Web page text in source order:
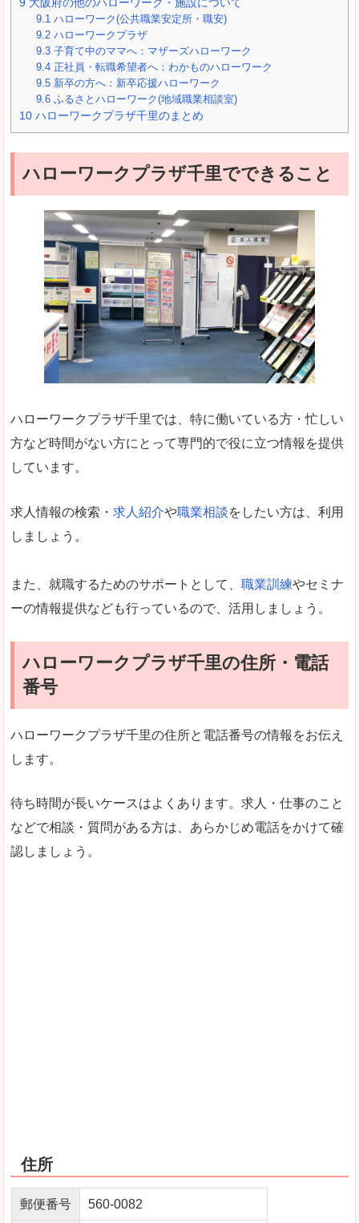
9.1 ハローワーク(公共職業安定所・職安)
9.2 ハローワークプラザ
9.3 子育て中のママへ：マザーズハローワーク
9.4 正社員・転職希望者へ：わかものハローワーク
9.5 新卒の方へ：新卒応援ハローワーク
9.6 ふるさとハローワーク(地域職業相談室)
10 ハローワークプラザ千里のまとめ
ハローワークプラザ千里でできること
ハローワークプラザ千里では、特に働いている方・忙しい
方など時間がない方にとって専門的で役に立つ情報を提供
しています。
求人情報の検索・ 求人紹介や職業相談をしたい方は、利用
しましょう。
また、就職するためのサポートとして、 職業訓練やセミナ
ーの情報提供なども行っているので、活用しましょう。
ハローワークプラザ千里の住所・電話
番号
ハローワークプラザ千里の住所と電話番号の情報をお伝え
します。
待ち時間が長いケースはよくあります。求人・仕事のこと
などで相談・質問がある方は、あらかじめ電話をかけて確
認しましょう。
住所
郵便番号 560-0082